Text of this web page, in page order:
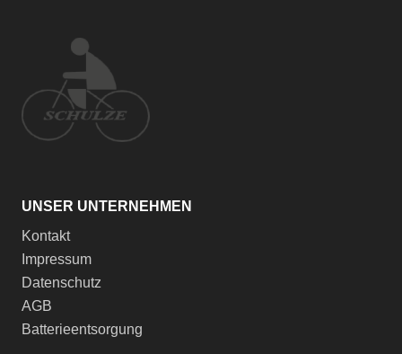
UNSER UNTERNEHMEN
Kontakt
Impressum
Datenschutz
AGB
Batterieentsorgung